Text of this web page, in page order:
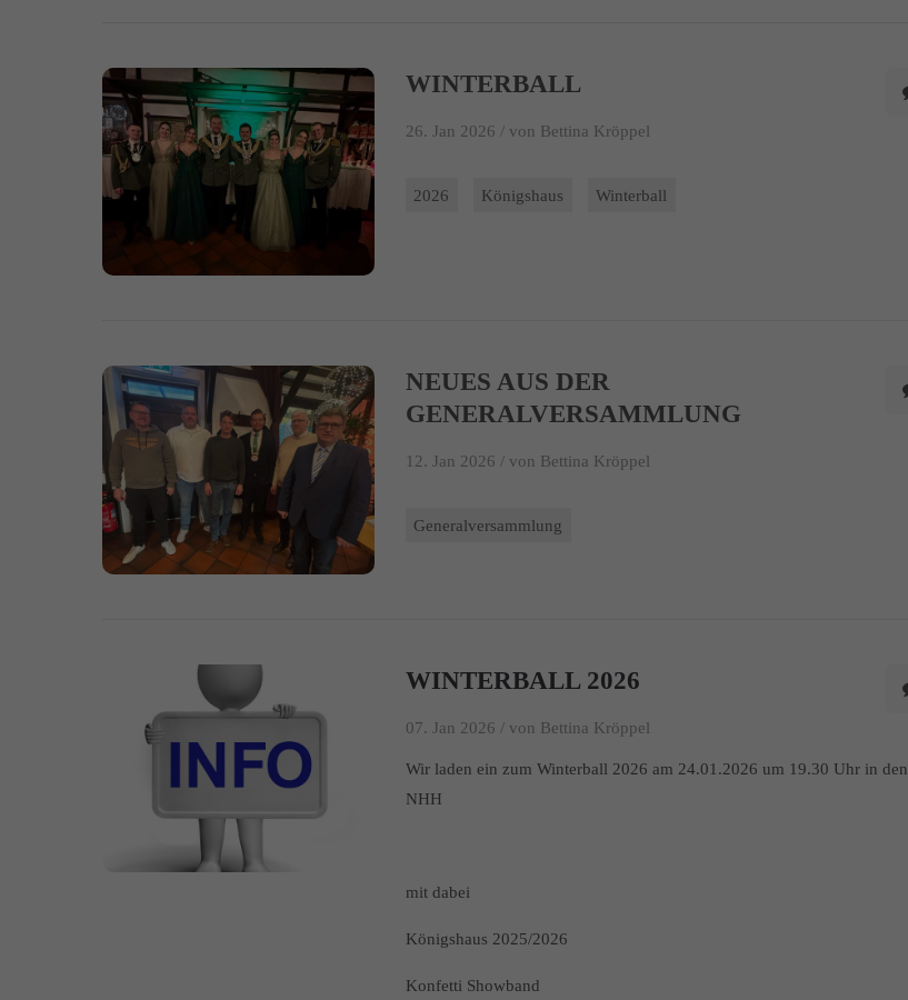
WINTERBALL
26. Jan 2026 / von Bettina Kröppel
2026 Königshaus Winterball
NEUES AUS DER
GENERALVERSAMMLUNG
12. Jan 2026 / von Bettina Kröppel
Generalversammlung
WINTERBALL 2026
07. Jan 2026 / von Bettina Kröppel
Wir laden ein zum Winterball 2026 am 24.01.2026 um 19.30 Uhr in den
NHH
mit dabei
Königshaus 2025/2026
Konfetti Showband